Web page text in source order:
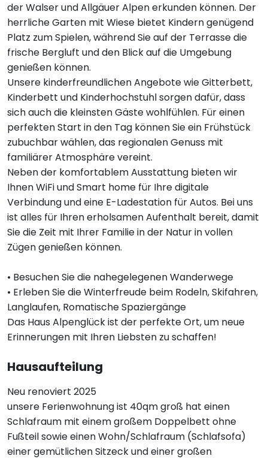
der Walser und Allgäuer Alpen erkunden können. Der
herrliche Garten mit Wiese bietet Kindern genügend
Platz zum Spielen, während Sie auf der Terrasse die
frische Bergluft und den Blick auf die Umgebung
genießen können.
Unsere kinderfreundlichen Angebote wie Gitterbett,
Kinderbett und Kinderhochstuhl sorgen dafür, dass
sich auch die kleinsten Gäste wohlfühlen. Für einen
perfekten Start in den Tag können Sie ein Frühstück
zubuchbar wählen, das regionalen Genuss mit
familiärer Atmosphäre vereint.
Neben der komfortablem Ausstattung bieten wir
Ihnen WiFi und Smart home für Ihre digitale
Verbindung und eine E-Ladestation für Autos. Bei uns
ist alles für Ihren erholsamen Aufenthalt bereit, damit
Sie die Zeit mit Ihrer Familie in der Natur in vollen
Zügen genießen können.
• Besuchen Sie die nahegelegenen Wanderwege
• Erleben Sie die Winterfreude beim Rodeln, Skifahren,
Langlaufen, Romatische Spaziergänge
Das Haus Alpenglück ist der perfekte Ort, um neue
Erinnerungen mit Ihren Liebsten zu schaffen!
Hausaufteilung
Neu renoviert 2025
unsere Ferienwohnung ist 40qm groß hat einen
Schlafraum mit einem großem Doppelbett ohne
Fußteil sowie einen Wohn/Schlafraum (Schlafsofa)
einer gemütlichen Sitzeck und einer großen